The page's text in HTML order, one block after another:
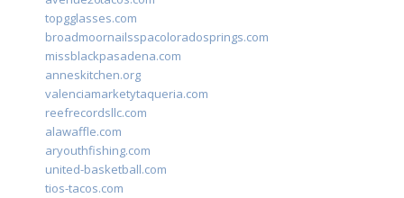
topgglasses.com
broadmoornailsspacoloradosprings.com
missblackpasadena.com
anneskitchen.org
valenciamarketytaqueria.com
reefrecordsllc.com
alawaffle.com
aryouthfishing.com
united-basketball.com
tios-tacos.com